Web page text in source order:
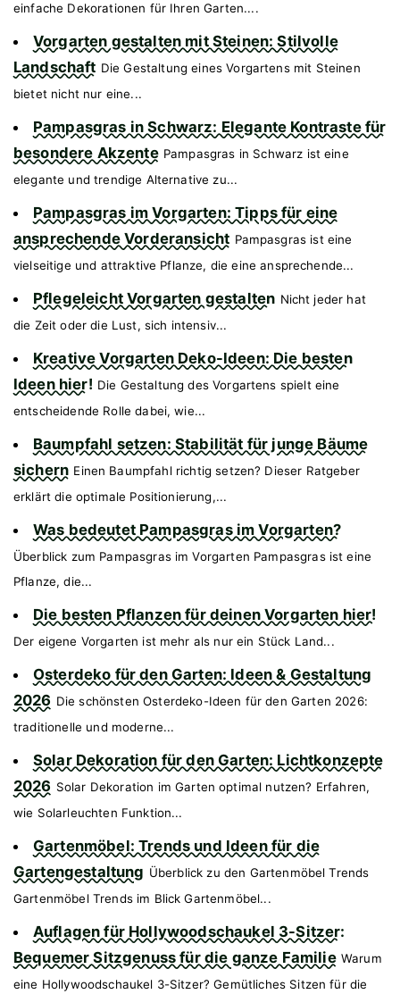
einfache Dekorationen für Ihren Garten....
Vorgarten gestalten mit Steinen: Stilvolle
Landschaft Die Gestaltung eines Vorgartens mit Steinen
bietet nicht nur eine...
Pampasgras in Schwarz: Elegante Kontraste für
besondere Akzente Pampasgras in Schwarz ist eine
elegante und trendige Alternative zu...
Pampasgras im Vorgarten: Tipps für eine
ansprechende Vorderansicht Pampasgras ist eine
vielseitige und attraktive Pflanze, die eine ansprechende...
Pflegeleicht Vorgarten gestalten Nicht jeder hat
die Zeit oder die Lust, sich intensiv...
Kreative Vorgarten Deko-Ideen: Die besten
Ideen hier! Die Gestaltung des Vorgartens spielt eine
entscheidende Rolle dabei, wie...
Baumpfahl setzen: Stabilität für junge Bäume
sichern Einen Baumpfahl richtig setzen? Dieser Ratgeber
erklärt die optimale Positionierung,...
Was bedeutet Pampasgras im Vorgarten?
Überblick zum Pampasgras im Vorgarten Pampasgras ist eine
Pflanze, die...
Die besten Pflanzen für deinen Vorgarten hier!
Der eigene Vorgarten ist mehr als nur ein Stück Land...
Osterdeko für den Garten: Ideen & Gestaltung
2026 Die schönsten Osterdeko-Ideen für den Garten 2026:
traditionelle und moderne...
Solar Dekoration für den Garten: Lichtkonzepte
2026 Solar Dekoration im Garten optimal nutzen? Erfahren,
wie Solarleuchten Funktion...
Gartenmöbel: Trends und Ideen für die
Gartengestaltung Überblick zu den Gartenmöbel Trends
Gartenmöbel Trends im Blick Gartenmöbel...
Auflagen für Hollywoodschaukel 3-Sitzer:
Bequemer Sitzgenuss für die ganze Familie Warum
eine Hollywoodschaukel 3-Sitzer? Gemütliches Sitzen für die